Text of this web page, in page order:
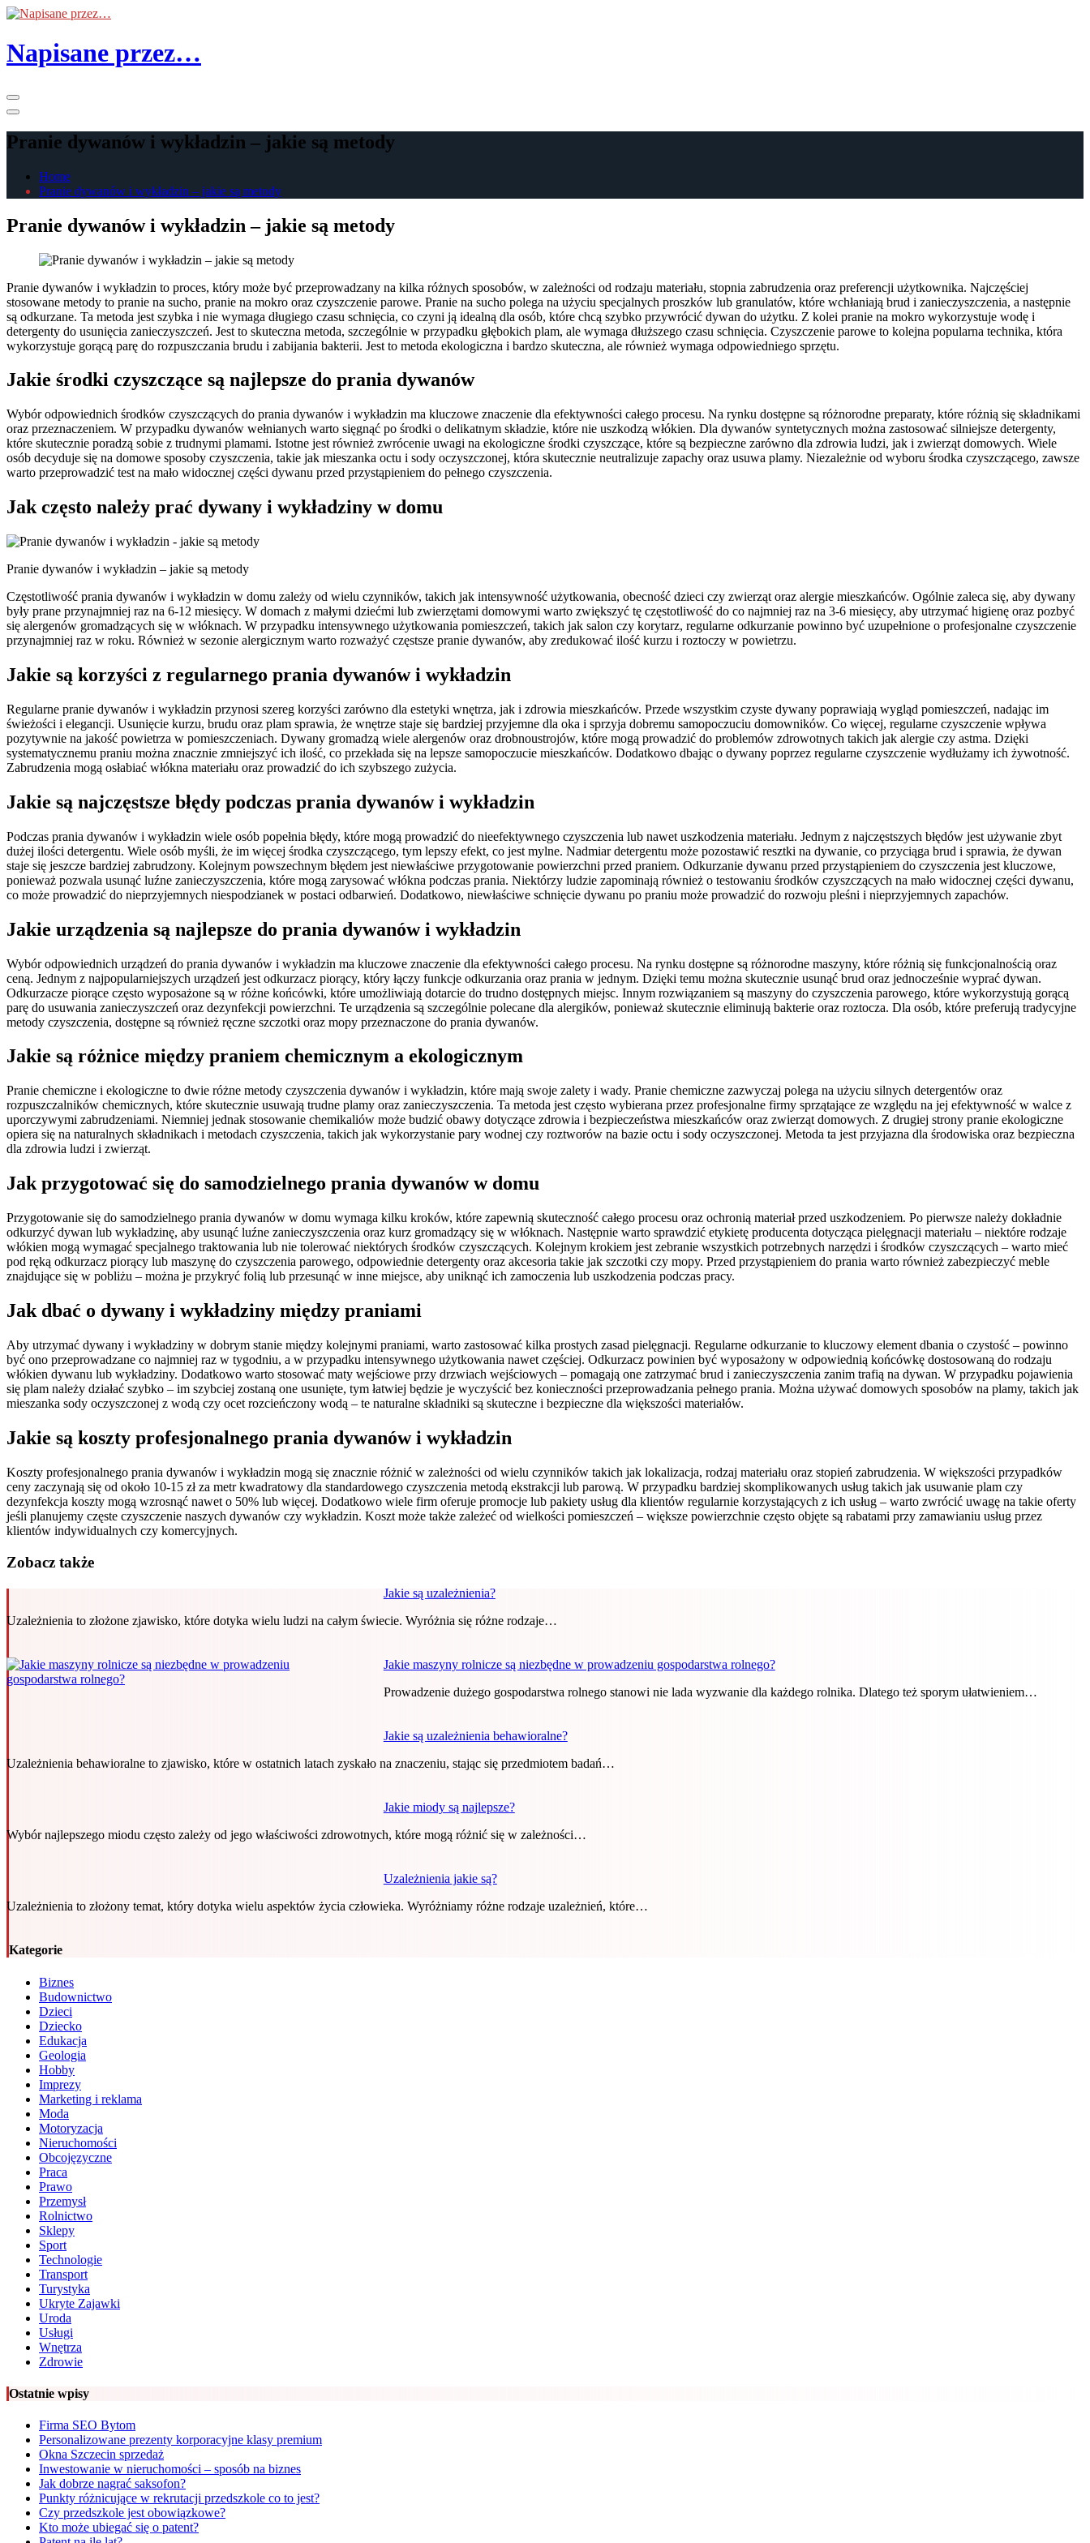
Skip
the
content
Napisane przez…
Pranie dywanów i wykładzin – jakie są metody
Home
Pranie dywanów i wykładzin – jakie są metody
Pranie dywanów i wykładzin – jakie są metody
Pranie dywanów i wykładzin to proces, który może być przeprowadzany na kilka różnych sposobów, w zależności od rodzaju materiału, stopnia zabrudzenia oraz preferencji użytkownika. Najczęściej
stosowane metody to pranie na sucho, pranie na mokro oraz czyszczenie parowe. Pranie na sucho polega na użyciu specjalnych proszków lub granulatów, które wchłaniają brud i zanieczyszczenia, a następnie
są odkurzane. Ta metoda jest szybka i nie wymaga długiego czasu schnięcia, co czyni ją idealną dla osób, które chcą szybko przywrócić dywan do użytku. Z kolei pranie na mokro wykorzystuje wodę i
detergenty do usunięcia zanieczyszczeń. Jest to skuteczna metoda, szczególnie w przypadku głębokich plam, ale wymaga dłuższego czasu schnięcia. Czyszczenie parowe to kolejna popularna technika, która
wykorzystuje gorącą parę do rozpuszczania brudu i zabijania bakterii. Jest to metoda ekologiczna i bardzo skuteczna, ale również wymaga odpowiedniego sprzętu.
Jakie środki czyszczące są najlepsze do prania dywanów
Wybór odpowiednich środków czyszczących do prania dywanów i wykładzin ma kluczowe znaczenie dla efektywności całego procesu. Na rynku dostępne są różnorodne preparaty, które różnią się składnikami
oraz przeznaczeniem. W przypadku dywanów wełnianych warto sięgnąć po środki o delikatnym składzie, które nie uszkodzą włókien. Dla dywanów syntetycznych można zastosować silniejsze detergenty,
które skutecznie poradzą sobie z trudnymi plamami. Istotne jest również zwrócenie uwagi na ekologiczne środki czyszczące, które są bezpieczne zarówno dla zdrowia ludzi, jak i zwierząt domowych. Wiele
osób decyduje się na domowe sposoby czyszczenia, takie jak mieszanka octu i sody oczyszczonej, która skutecznie neutralizuje zapachy oraz usuwa plamy. Niezależnie od wyboru środka czyszczącego, zawsze
warto przeprowadzić test na mało widocznej części dywanu przed przystąpieniem do pełnego czyszczenia.
Jak często należy prać dywany i wykładziny w domu
Pranie dywanów i wykładzin – jakie są metody
Częstotliwość prania dywanów i wykładzin w domu zależy od wielu czynników, takich jak intensywność użytkowania, obecność dzieci czy zwierząt oraz alergie mieszkańców. Ogólnie zaleca się, aby dywany
były prane przynajmniej raz na 6-12 miesięcy. W domach z małymi dziećmi lub zwierzętami domowymi warto zwiększyć tę częstotliwość do co najmniej raz na 3-6 miesięcy, aby utrzymać higienę oraz pozbyć
się alergenów gromadzących się w włóknach. W przypadku intensywnego użytkowania pomieszczeń, takich jak salon czy korytarz, regularne odkurzanie powinno być uzupełnione o profesjonalne czyszczenie
przynajmniej raz w roku. Również w sezonie alergicznym warto rozważyć częstsze pranie dywanów, aby zredukować ilość kurzu i roztoczy w powietrzu.
Jakie są korzyści z regularnego prania dywanów i wykładzin
Regularne pranie dywanów i wykładzin przynosi szereg korzyści zarówno dla estetyki wnętrza, jak i zdrowia mieszkańców. Przede wszystkim czyste dywany poprawiają wygląd pomieszczeń, nadając im
świeżości i elegancji. Usunięcie kurzu, brudu oraz plam sprawia, że wnętrze staje się bardziej przyjemne dla oka i sprzyja dobremu samopoczuciu domowników. Co więcej, regularne czyszczenie wpływa
pozytywnie na jakość powietrza w pomieszczeniach. Dywany gromadzą wiele alergenów oraz drobnoustrojów, które mogą prowadzić do problemów zdrowotnych takich jak alergie czy astma. Dzięki
systematycznemu praniu można znacznie zmniejszyć ich ilość, co przekłada się na lepsze samopoczucie mieszkańców. Dodatkowo dbając o dywany poprzez regularne czyszczenie wydłużamy ich żywotność.
Zabrudzenia mogą osłabiać włókna materiału oraz prowadzić do ich szybszego zużycia.
Jakie są najczęstsze błędy podczas prania dywanów i wykładzin
Podczas prania dywanów i wykładzin wiele osób popełnia błędy, które mogą prowadzić do nieefektywnego czyszczenia lub nawet uszkodzenia materiału. Jednym z najczęstszych błędów jest używanie zbyt
dużej ilości detergentu. Wiele osób myśli, że im więcej środka czyszczącego, tym lepszy efekt, co jest mylne. Nadmiar detergentu może pozostawić resztki na dywanie, co przyciąga brud i sprawia, że dywan
staje się jeszcze bardziej zabrudzony. Kolejnym powszechnym błędem jest niewłaściwe przygotowanie powierzchni przed praniem. Odkurzanie dywanu przed przystąpieniem do czyszczenia jest kluczowe,
ponieważ pozwala usunąć luźne zanieczyszczenia, które mogą zarysować włókna podczas prania. Niektórzy ludzie zapominają również o testowaniu środków czyszczących na mało widocznej części dywanu,
co może prowadzić do nieprzyjemnych niespodzianek w postaci odbarwień. Dodatkowo, niewłaściwe schnięcie dywanu po praniu może prowadzić do rozwoju pleśni i nieprzyjemnych zapachów.
Jakie urządzenia są najlepsze do prania dywanów i wykładzin
Wybór odpowiednich urządzeń do prania dywanów i wykładzin ma kluczowe znaczenie dla efektywności całego procesu. Na rynku dostępne są różnorodne maszyny, które różnią się funkcjonalnością oraz
ceną. Jednym z najpopularniejszych urządzeń jest odkurzacz piorący, który łączy funkcje odkurzania oraz prania w jednym. Dzięki temu można skutecznie usunąć brud oraz jednocześnie wyprać dywan.
Odkurzacze piorące często wyposażone są w różne końcówki, które umożliwiają dotarcie do trudno dostępnych miejsc. Innym rozwiązaniem są maszyny do czyszczenia parowego, które wykorzystują gorącą
parę do usuwania zanieczyszczeń oraz dezynfekcji powierzchni. Te urządzenia są szczególnie polecane dla alergików, ponieważ skutecznie eliminują bakterie oraz roztocza. Dla osób, które preferują tradycyjne
metody czyszczenia, dostępne są również ręczne szczotki oraz mopy przeznaczone do prania dywanów.
Jakie są różnice między praniem chemicznym a ekologicznym
Pranie chemiczne i ekologiczne to dwie różne metody czyszczenia dywanów i wykładzin, które mają swoje zalety i wady. Pranie chemiczne zazwyczaj polega na użyciu silnych detergentów oraz
rozpuszczalników chemicznych, które skutecznie usuwają trudne plamy oraz zanieczyszczenia. Ta metoda jest często wybierana przez profesjonalne firmy sprzątające ze względu na jej efektywność w walce z
uporczywymi zabrudzeniami. Niemniej jednak stosowanie chemikaliów może budzić obawy dotyczące zdrowia i bezpieczeństwa mieszkańców oraz zwierząt domowych. Z drugiej strony pranie ekologiczne
opiera się na naturalnych składnikach i metodach czyszczenia, takich jak wykorzystanie pary wodnej czy roztworów na bazie octu i sody oczyszczonej. Metoda ta jest przyjazna dla środowiska oraz bezpieczna
dla zdrowia ludzi i zwierząt.
Jak przygotować się do samodzielnego prania dywanów w domu
Przygotowanie się do samodzielnego prania dywanów w domu wymaga kilku kroków, które zapewnią skuteczność całego procesu oraz ochronią materiał przed uszkodzeniem. Po pierwsze należy dokładnie
odkurzyć dywan lub wykładzinę, aby usunąć luźne zanieczyszczenia oraz kurz gromadzący się w włóknach. Następnie warto sprawdzić etykietę producenta dotycząca pielęgnacji materiału – niektóre rodzaje
włókien mogą wymagać specjalnego traktowania lub nie tolerować niektórych środków czyszczących. Kolejnym krokiem jest zebranie wszystkich potrzebnych narzędzi i środków czyszczących – warto mieć
pod ręką odkurzacz piorący lub maszynę do czyszczenia parowego, odpowiednie detergenty oraz akcesoria takie jak szczotki czy mopy. Przed przystąpieniem do prania warto również zabezpieczyć meble
znajdujące się w pobliżu – można je przykryć folią lub przesunąć w inne miejsce, aby uniknąć ich zamoczenia lub uszkodzenia podczas pracy.
Jak dbać o dywany i wykładziny między praniami
Aby utrzymać dywany i wykładziny w dobrym stanie między kolejnymi praniami, warto zastosować kilka prostych zasad pielęgnacji. Regularne odkurzanie to kluczowy element dbania o czystość – powinno
być ono przeprowadzane co najmniej raz w tygodniu, a w przypadku intensywnego użytkowania nawet częściej. Odkurzacz powinien być wyposażony w odpowiednią końcówkę dostosowaną do rodzaju
włókien dywanu lub wykładziny. Dodatkowo warto stosować maty wejściowe przy drzwiach wejściowych – pomagają one zatrzymać brud i zanieczyszczenia zanim trafią na dywan. W przypadku pojawienia
się plam należy działać szybko – im szybciej zostaną one usunięte, tym łatwiej będzie je wyczyścić bez konieczności przeprowadzania pełnego prania. Można używać domowych sposobów na plamy, takich jak
mieszanka sody oczyszczonej z wodą czy ocet rozcieńczony wodą – te naturalne składniki są skuteczne i bezpieczne dla większości materiałów.
Jakie są koszty profesjonalnego prania dywanów i wykładzin
Koszty profesjonalnego prania dywanów i wykładzin mogą się znacznie różnić w zależności od wielu czynników takich jak lokalizacja, rodzaj materiału oraz stopień zabrudzenia. W większości przypadków
ceny zaczynają się od około 10-15 zł za metr kwadratowy dla standardowego czyszczenia metodą ekstrakcji lub parową. W przypadku bardziej skomplikowanych usług takich jak usuwanie plam czy
dezynfekcja koszty mogą wzrosnąć nawet o 50% lub więcej. Dodatkowo wiele firm oferuje promocje lub pakiety usług dla klientów regularnie korzystających z ich usług – warto zwrócić uwagę na takie oferty
jeśli planujemy częste czyszczenie naszych dywanów czy wykładzin. Koszt może także zależeć od wielkości pomieszczeń – większe powierzchnie często objęte są rabatami przy zamawianiu usług przez
klientów indywidualnych czy komercyjnych.
Zobacz także
Jakie są uzależnienia?
Uzależnienia to złożone zjawisko, które dotyka wielu ludzi na całym świecie. Wyróżnia się różne rodzaje…
Jakie maszyny rolnicze są niezbędne w prowadzeniu gospodarstwa rolnego?
Prowadzenie dużego gospodarstwa rolnego stanowi nie lada wyzwanie dla każdego rolnika. Dlatego też sporym ułatwieniem…
Jakie są uzależnienia behawioralne?
Uzależnienia behawioralne to zjawisko, które w ostatnich latach zyskało na znaczeniu, stając się przedmiotem badań…
Jakie miody są najlepsze?
Wybór najlepszego miodu często zależy od jego właściwości zdrowotnych, które mogą różnić się w zależności…
Uzależnienia jakie są?
Uzależnienia to złożony temat, który dotyka wielu aspektów życia człowieka. Wyróżniamy różne rodzaje uzależnień, które…
Kategorie
Biznes
Budownictwo
Dzieci
Dziecko
Edukacja
Geologia
Hobby
Imprezy
Marketing i reklama
Moda
Motoryzacja
Nieruchomości
Obcojęzyczne
Praca
Prawo
Przemysł
Rolnictwo
Sklepy
Sport
Technologie
Transport
Turystyka
Ukryte Zajawki
Uroda
Usługi
Wnętrza
Zdrowie
Ostatnie wpisy
Firma SEO Bytom
Personalizowane prezenty korporacyjne klasy premium
Okna Szczecin sprzedaż
Inwestowanie w nieruchomości – sposób na biznes
Jak dobrze nagrać saksofon?
Punkty różnicujące w rekrutacji przedszkole co to jest?
Czy przedszkole jest obowiązkowe?
Kto może ubiegać się o patent?